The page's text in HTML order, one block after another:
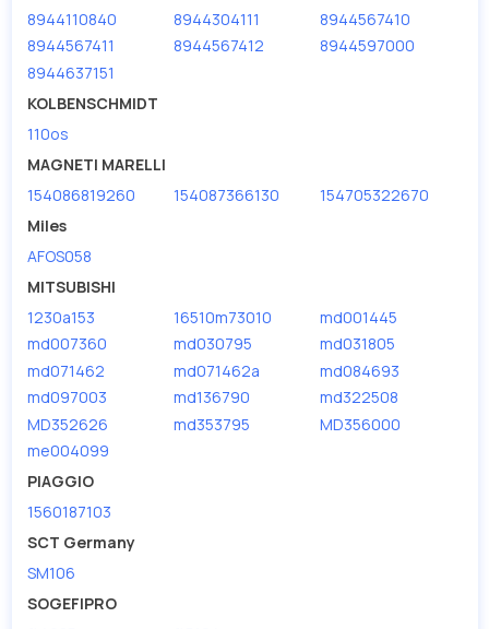
8944110840
8944304111
8944567410
8944567411
8944567412
8944597000
8944637151
KOLBENSCHMIDT
110os
MAGNETI MARELLI
154086819260
154087366130
154705322670
Miles
AFOS058
MITSUBISHI
1230a153
16510m73010
md001445
md007360
md030795
md031805
md071462
md071462a
md084693
md097003
md136790
md322508
MD352626
md353795
MD356000
me004099
PIAGGIO
1560187103
SCT Germany
SM106
SOGEFIPRO